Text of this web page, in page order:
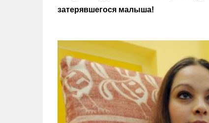
затерявшегося малыша!